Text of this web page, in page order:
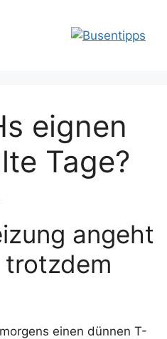
eignen
Tage?
angeht
trotzdem
einen dünnen T-